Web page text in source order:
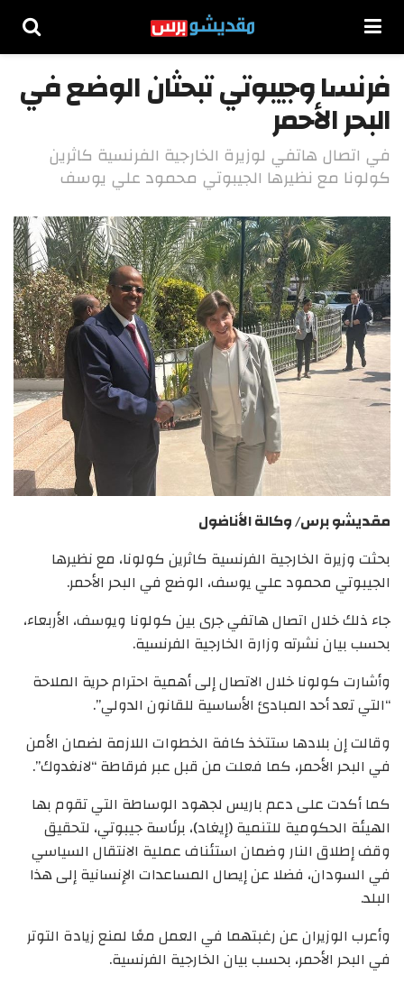
فرنسا وجيبوتي تبحثان الوضع في
البحر الأحمر
في اتصال هاتفي لوزيرة الخارجية الفرنسية كاثرين
كولونا مع نظيرها الجيبوتي محمود علي يوسف
مقديشو برس/ وكالة الأناضول
بحثت وزيرة الخارجية الفرنسية كاثرين كولونا، مع نظيرها
الجيبوتي محمود علي يوسف، الوضع في البحر الأحمر.
جاء ذلك خلال اتصال هاتفي جرى بين كولونا ويوسف، الأربعاء،
بحسب بيان نشرته وزارة الخارجية الفرنسية.
وأشارت كولونا خلال الاتصال إلى أهمية احترام حرية الملاحة
“التي تعد أحد المبادئ الأساسية للقانون الدولي”.
وقالت إن بلادها ستتخذ كافة الخطوات اللازمة لضمان الأمن
في البحر الأحمر، كما فعلت من قبل عبر فرقاطة “لانغدوك”.
كما أكدت على دعم باريس لجهود الوساطة التي تقوم بها
الهيئة الحكومية للتنمية (إيغاد)، برئاسة جيبوتي، لتحقيق
وقف إطلاق النار وضمان استئناف عملية الانتقال السياسي
في السودان، فضلا عن إيصال المساعدات الإنسانية إلى هذا
البلد.
وأعرب الوزيران عن رغبتهما في العمل معًا لمنع زيادة التوتر
في البحر الأحمر، بحسب بيان الخارجية الفرنسية.